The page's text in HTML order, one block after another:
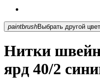
paintbrush Выбрать другой цвет
Нитки
ярд 40/2